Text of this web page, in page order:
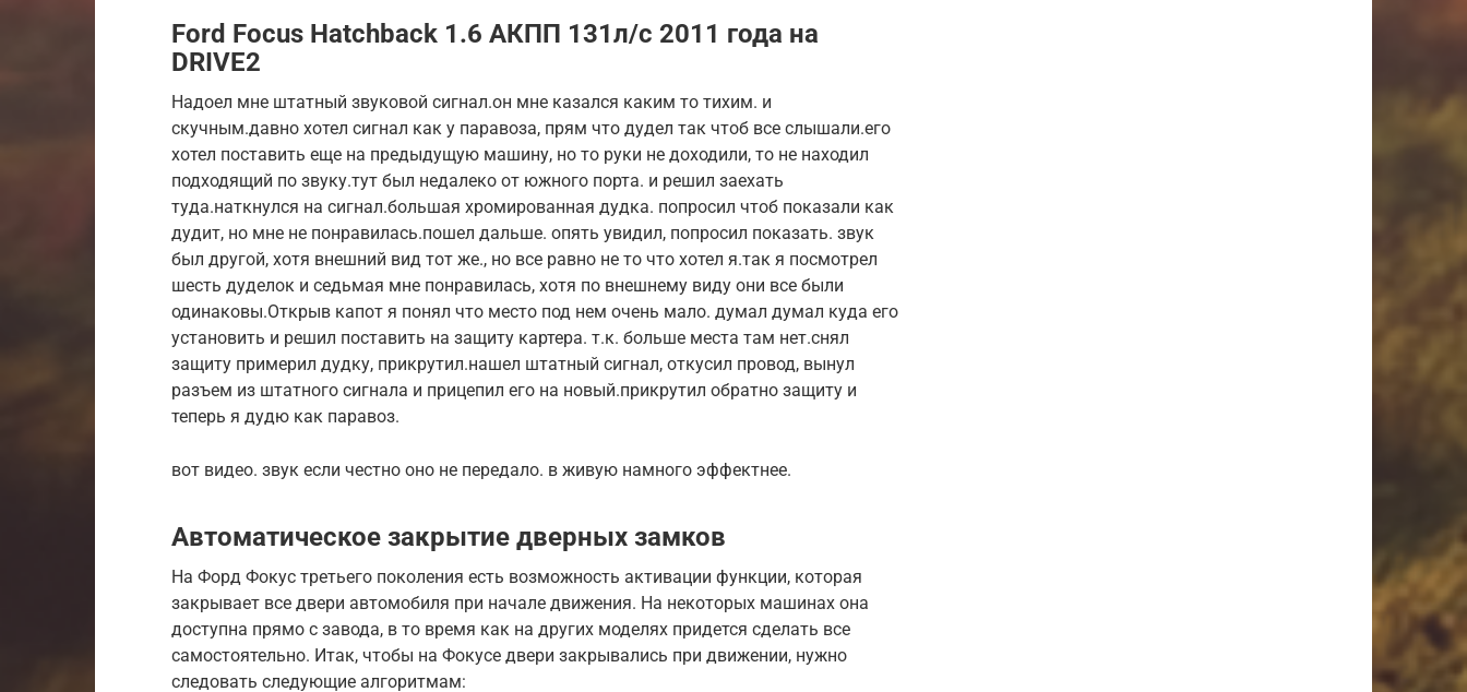
Ford Focus Hatchback 1.6 АКПП 131л/с 2011 года на
DRIVE2
Надоел мне штатный звуковой сигнал.он мне казался каким то тихим. и
скучным.давно хотел сигнал как у паравоза, прям что дудел так чтоб все слышали.его
хотел поставить еще на предыдущую машину, но то руки не доходили, то не находил
подходящий по звуку.тут был недалеко от южного порта. и решил заехать
туда.наткнулся на сигнал.большая хромированная дудка. попросил чтоб показали как
дудит, но мне не понравилась.пошел дальше. опять увидил, попросил показать. звук
был другой, хотя внешний вид тот же., но все равно не то что хотел я.так я посмотрел
шесть дуделок и седьмая мне понравилась, хотя по внешнему виду они все были
одинаковы.Открыв капот я понял что место под нем очень мало. думал думал куда его
установить и решил поставить на защиту картера. т.к. больше места там нет.снял
защиту примерил дудку, прикрутил.нашел штатный сигнал, откусил провод, вынул
разъем из штатного сигнала и прицепил его на новый.прикрутил обратно защиту и
теперь я дудю как паравоз.
вот видео. звук если честно оно не передало. в живую намного эффектнее.
Автоматическое закрытие дверных замков
На Форд Фокус третьего поколения есть возможность активации функции, которая
закрывает все двери автомобиля при начале движения. На некоторых машинах она
доступна прямо с завода, в то время как на других моделях придется сделать все
самостоятельно. Итак, чтобы на Фокусе двери закрывались при движении, нужно
следовать следующие алгоритмам: